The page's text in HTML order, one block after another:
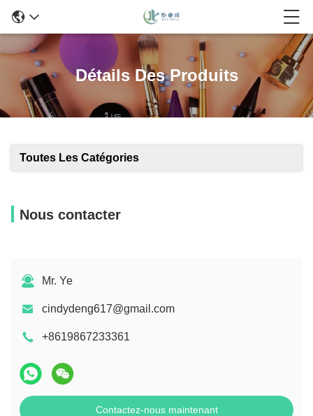
Détails Des Produits
Toutes Les Catégories
Nous contacter
Mr. Ye
cindydeng617@gmail.com
+8619867233361
Contactez-nous maintenant